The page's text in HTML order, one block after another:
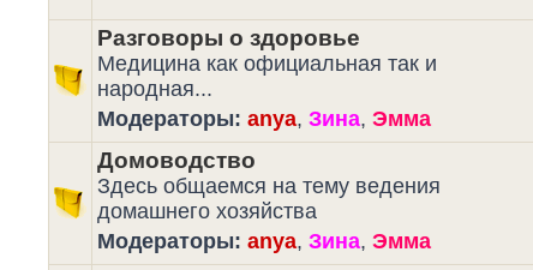
Разговоры о здоровье
Медицина как официальная так и
народная...
Модераторы: anya, Зина, Эмма
Домоводство
Здесь общаемся на тему ведения
домашнего хозяйства
Модераторы: anya, Зина, Эмма